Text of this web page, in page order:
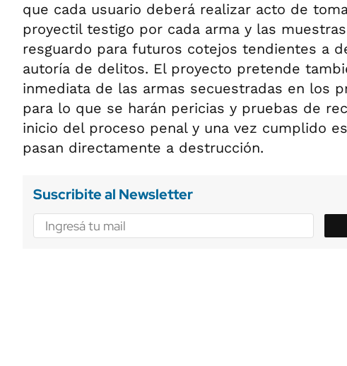
que cada usuario deberá realizar acto de
proyectil testigo por cada arma y las
resguardo para futuros cotejos tendientes a
autoría de delitos. El proyecto pretende
inmediata de las armas secuestradas en los
para lo que se harán pericias y pruebas de
inicio del proceso penal y una vez cumplido
pasan directamente a destrucción.
Suscribite al Newsletter